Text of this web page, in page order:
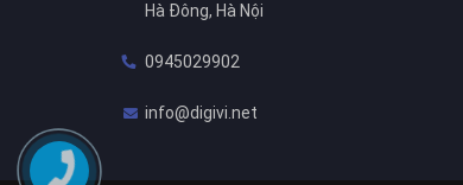
Hà Đông, Hà Nội
0945029902
info@digivi.net